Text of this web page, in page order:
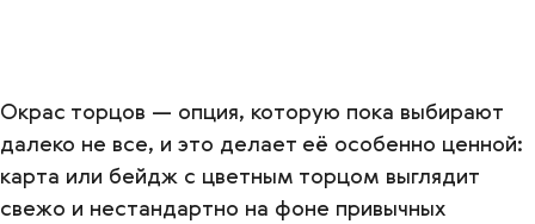
Окрас торцов — опция, которую пока выбирают
далеко не все, и это делает её особенно ценной:
карта или бейдж с цветным торцом выглядит
свежо и нестандартно на фоне привычных